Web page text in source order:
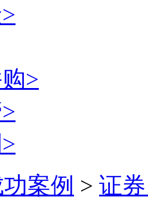
>
>
>
>
案例 > 证